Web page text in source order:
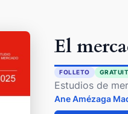
El
FOLLETO
Estudios de
Ane Amézaga